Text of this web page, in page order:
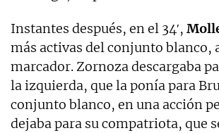
Instantes después, en el 34′,
más activas del conjunto blanco,
marcador. Zornoza descargaba
la izquierda, que la ponía para
conjunto blanco, en una acción
dejaba para su compatriota, que